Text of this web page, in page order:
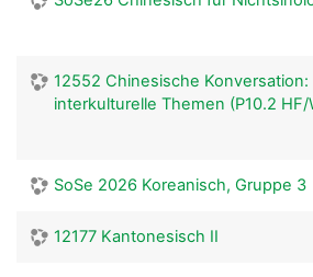
12552 Chinesische
interkulturelle Themen (P10.2 HF/
SoSe 2026 Koreanisch, Gruppe 3
12177 Kantonesisch II